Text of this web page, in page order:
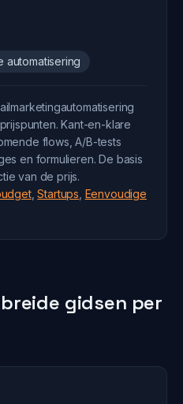
automatisering
Kant-en-klare
flows, A/B-tests
en formulieren. De basis
van de prijs.
,Startups Eenvoudige
gidsen per